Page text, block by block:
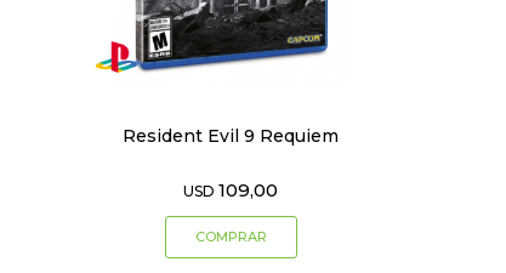
Resident Evil 9 Requiem
USD 109,00